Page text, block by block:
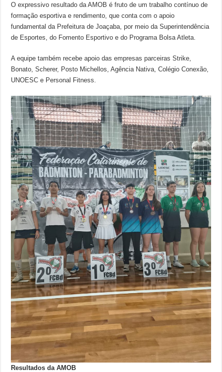
O expressivo resultado da AMOB é fruto de um trabalho contínuo de
formação esportiva e rendimento, que conta com o apoio
fundamental da Prefeitura de Joaçaba, por meio da Superintendência
de Esportes, do Fomento Esportivo e do Programa Bolsa Atleta.
A equipe também recebe apoio das empresas parceiras Strike,
Bonato, Scherer, Posto Michellos, Agência Nativa, Colégio Conexão,
UNOESC e Personal Fitness.
Resultados da AMOB